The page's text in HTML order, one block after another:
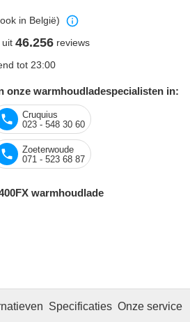
in België)
uit 46.256 reviews
tot 23:00
onze warmhoudladespecialisten in:
Cruquius
023 - 548 30 60
Zoeterwoude
071 - 523 68 87
warmhoudlade
Specificaties Onze service